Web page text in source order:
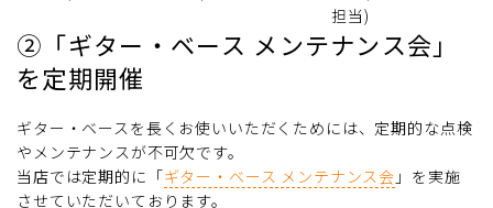
担当)
②「ギター・ベース メンテナンス会」
を定期開催
ギター・ベースを長くお使いいただくためには、定期的な点検
やメンテナンスが不可欠です。
当店では定期的に「ギター・ベース メンテナンス会 」を実施
させていただいております。